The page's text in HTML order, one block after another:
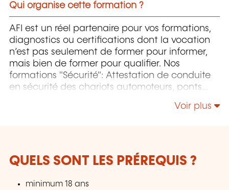
Qui organise cette formation ?
AFI est un réel partenaire pour vos formations,
diagnostics ou certifications dont la vocation
n’est pas seulement de former pour informer,
mais bien de former pour qualifier. Nos
formations "Sécurité": Attestation de conduite
en sécurité des chariots automoteurs, ponts
toutes catégories confondues; engins de
Voir plus
QUELS SONT LES PRÉREQUIS ?
minimum 18 ans